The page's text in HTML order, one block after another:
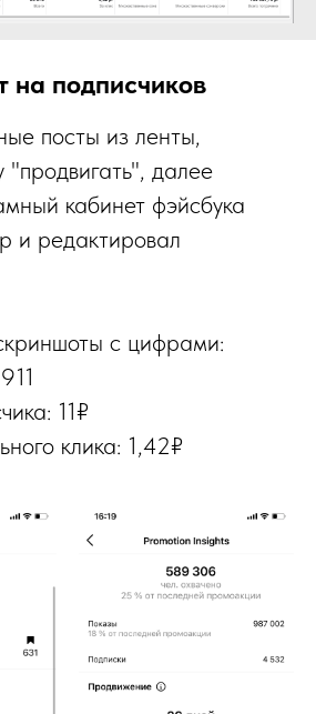
на подписчиков
посты из ленты,
далее
кабинет фэйсбука
и редактировал
с цифрами:
11₽
клика: 1,42₽